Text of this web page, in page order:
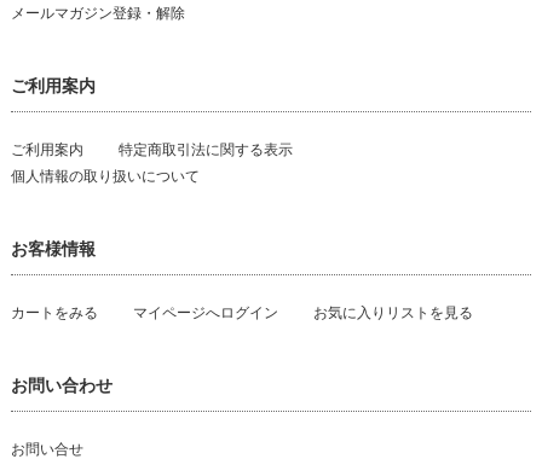
メールマガジン登録・解除
ご利用案内
ご利用案内
特定商取引法に関する表示
個人情報の取り扱いについて
お客様情報
カートをみる マイページへログイン お気に入りリストを見る
お問い合わせ
お問い合せ